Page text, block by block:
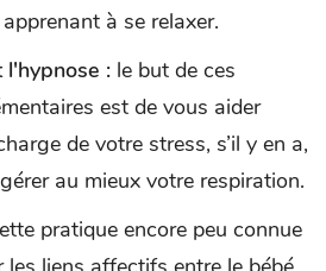
à se relaxer.
l'hypnose : le but de ces
est de vous aider
de votre stress, s’il y en a,
au mieux votre respiration.
pratique encore peu connue